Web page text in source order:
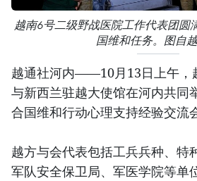
越南6号二级野战医院工作代表团圆
国维和任务。图自
越通社河内——10月13日上午，
与新西兰驻越大使馆在河内共同
合国维和行动心理支持经验交流会
越方与会代表包括工兵兵种、特
军队安全保卫局、军医学院等单